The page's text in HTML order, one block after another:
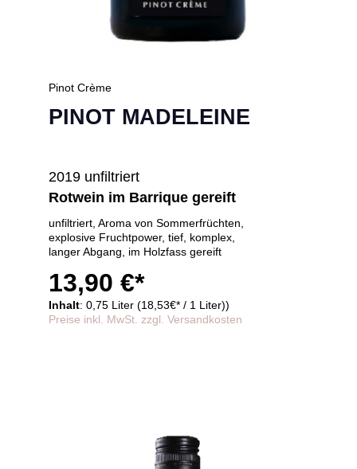
Pinot Crème
PINOT MADELEINE
2019 unfiltriert
Rotwein im Barrique gereift
unfiltriert, Aroma von Sommerfrüchten,
explosive Fruchtpower, tief, komplex,
langer Abgang, im Holzfass gereift
13,90 €*
Inhalt: 0,75 Liter (18,53€* / 1 Liter))
Preise inkl. MwSt. zzgl. Versandkosten